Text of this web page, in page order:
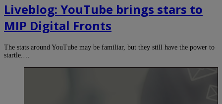
Liveblog: YouTube brings stars to
MIP Digital Fronts
The stats around YouTube may be familiar, but they still have the power to
startle.…